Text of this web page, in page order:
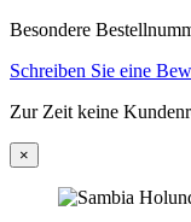
Besondere
Schreiben Sie eine
Zur Zeit keine
×